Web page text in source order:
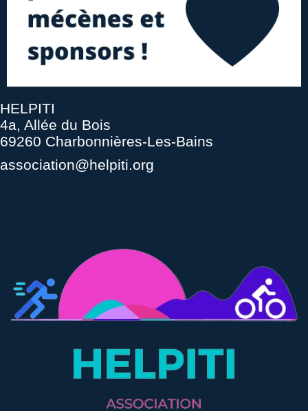
HELPITI
4a, Allée du Bois
69260 Charbonnières-Les-Bains
association@helpiti.org